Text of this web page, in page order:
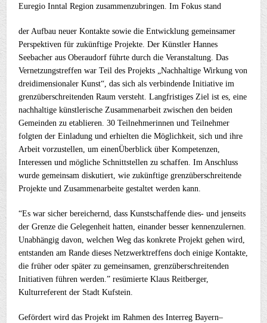
Euregio Inntal Region zusammenzubringen. Im Fokus stand
der Aufbau neuer Kontakte sowie die Entwicklung gemeinsamer
Perspektiven für zukünftige Projekte. Der Künstler Hannes
Seebacher aus Oberaudorf führte durch die Veranstaltung. Das
Vernetzungstreffen war Teil des Projekts „Nachhaltige Wirkung von
dreidimensionaler Kunst“, das sich als verbindende Initiative im
grenzüberschreitenden Raum versteht. Langfristiges Ziel ist es, eine
nachhaltige künstlerische Zusammenarbeit zwischen den beiden
Gemeinden zu etablieren. 30 Teilnehmerinnen und Teilnehmer
folgten der Einladung und erhielten die Möglichkeit, sich und ihre
Arbeit vorzustellen, um einenÜberblick über Kompetenzen,
Interessen und mögliche Schnittstellen zu schaffen. Im Anschluss
wurde gemeinsam diskutiert, wie zukünftige grenzüberschreitende
Projekte und Zusammenarbeite gestaltet werden kann.
“Es war sicher bereichernd, dass Kunstschaffende dies- und jenseits
der Grenze die Gelegenheit hatten, einander besser kennenzulernen.
Unabhängig davon, welchen Weg das konkrete Projekt gehen wird,
entstanden am Rande dieses Netzwerktreffens doch einige Kontakte,
die früher oder später zu gemeinsamen, grenzüberschreitenden
Initiativen führen werden.” resümierte Klaus Reitberger,
Kulturreferent der Stadt Kufstein.
Gefördert wird das Projekt im Rahmen des Interreg Bayern–